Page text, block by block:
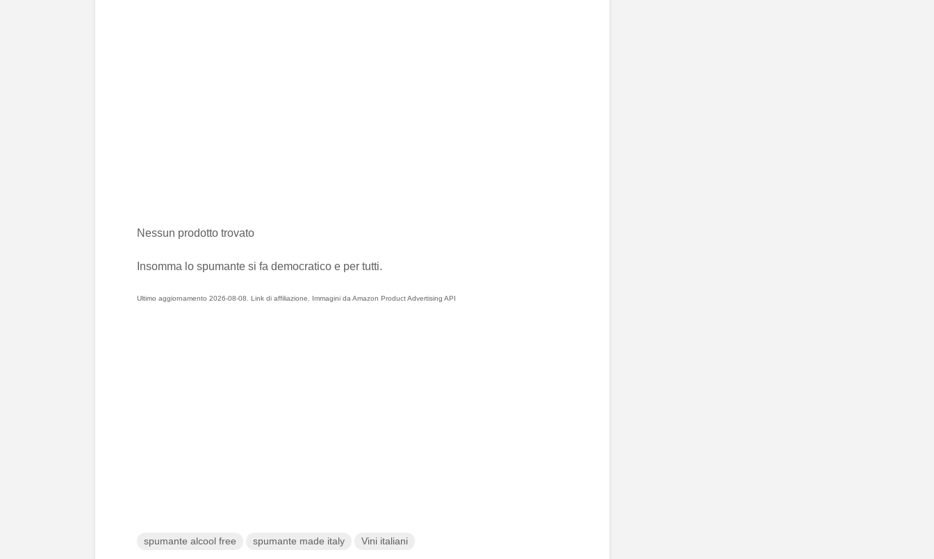
Nessun prodotto trovato
Insomma lo spumante si fa democratico e per tutti.
Ultimo aggiornamento 2026-08-08. Link di affiliazione. Immagini da Amazon Product Advertising API
spumante alcool free spumante made italy Vini italiani